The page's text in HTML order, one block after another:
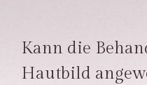
Kann die
Hautbild